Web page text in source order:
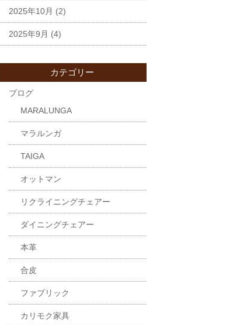
2025年10月 (2)
2025年9月 (4)
カテゴリー
ブログ
MARALUNGA
マラルンガ
TAIGA
オットマン
リクライニングチェアー
ダイニングチェアー
本革
合皮
ファブリック
カリモク家具